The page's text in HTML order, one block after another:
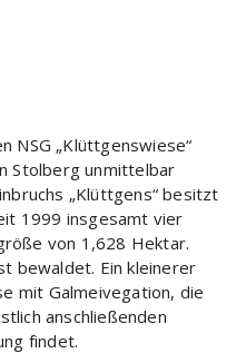
NSG „Klüttgenswiese“
Stolberg unmittelbar
„Klüttgens“ besitzt
1999 insgesamt vier
von 1,628 Hektar.
bewaldet. Ein kleinerer
mit Galmeivegation, die
anschließenden
findet.